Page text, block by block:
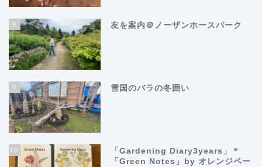
8 友を案内＠ノーザンホースパーク
9 雪国のバラの冬囲い
10
「Gardening Diary3years」＊
「Green Notes」by オレンジペー